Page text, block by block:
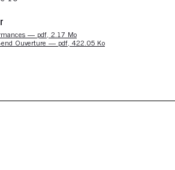
— pdf, 2.17 Mo
end Ouverture — pdf, 422.05 Ko